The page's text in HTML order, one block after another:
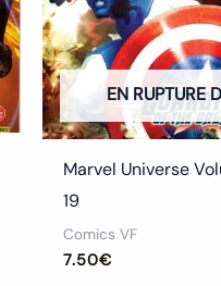
EN RUPTURE
Marvel Universe
19
Comics VF
7.50€